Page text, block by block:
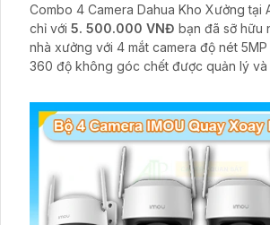
Combo 4 Camera Dahua Kho Xưởng tại
chỉ với 5. 500.000 VNĐ bạn đã sỡ hữu
nhà xưởng với 4 mắt camera độ nét
360 độ không góc chết được quản lý và